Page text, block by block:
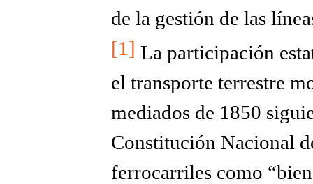
de la gestión de las
[1] La participación
el transporte terrestre
mediados de 1850
Constitución Nacional
ferrocarriles como